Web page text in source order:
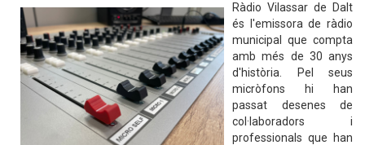
Ràdio Vilassar de Dalt
és l'emissora de ràdio
municipal que compta
amb més de 30 anys
d'història. Pel seus
micròfons hi han
passat desenes de
col·laboradors i
professionals que han